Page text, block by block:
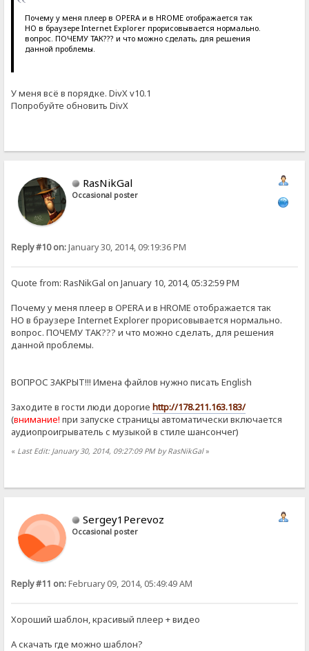
Почему у меня плеер в OPERA и в HROME отображается так
НО в браузере Internet Explorer прорисовывается нормально.
вопрос. ПОЧЕМУ ТАК??? и что можно сделать, для решения
данной проблемы.
У меня всё в порядке. DivX v10.1
Попробуйте обновить DivX
RasNikGal
Occasional poster
Reply #10 on:January 30, 2014, 09:19:36 PM
Quote from: RasNikGal on January 10, 2014, 05:32:59 PM
Почему у меня плеер в OPERA и в HROME отображается так
НО в браузере Internet Explorer прорисовывается нормально.
вопрос. ПОЧЕМУ ТАК??? и что можно сделать, для решения
данной проблемы.
ВОПРОС ЗАКРЫТ!!! Имена файлов нужно писать English
Заходите в гости люди дорогиеhttp://178.211.163.183/
(внимание! при запуске страницы автоматически включается
аудиопроигрыватель с музыкой в стиле шансончег)
« Last Edit: January 30, 2014, 09:27:09 PM by RasNikGal»
Sergey1Perevoz
Occasional poster
Reply #11 on:February 09, 2014, 05:49:49 AM
Хороший шаблон, красивый плеер + видео
А скачать где можно шаблон?